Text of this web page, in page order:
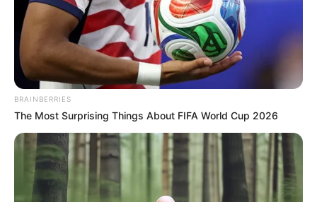
fiable et logique.
15 HARMONISTA
12 IBISCUS MAN
BRAINBERRIES
The Most Surprising Things About FIFA World Cup 2026